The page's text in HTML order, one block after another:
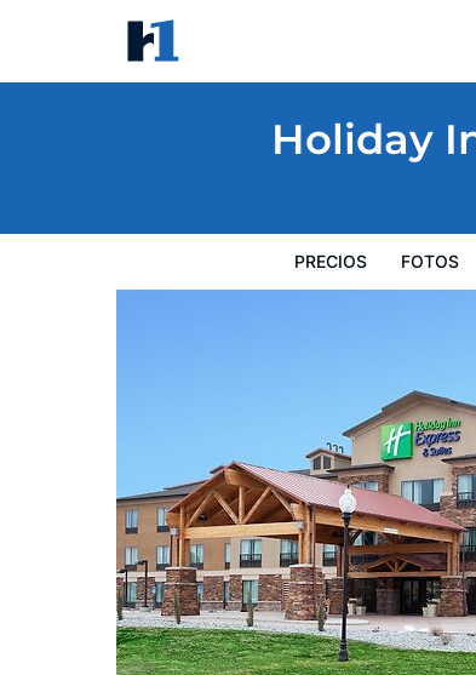
Holiday
PRECIOS FOTOS
Holiday Inn Express Hotel & Suites
Precios